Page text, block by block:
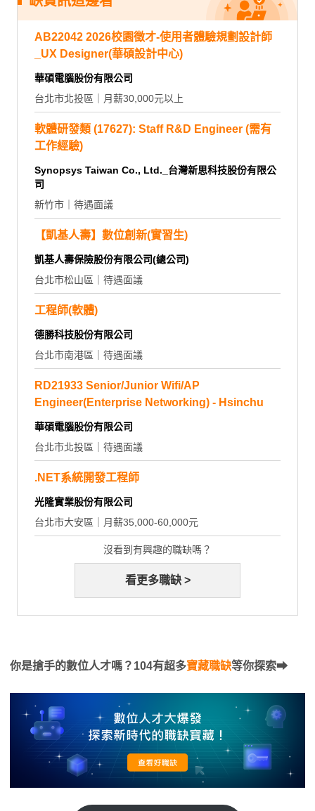
AB22042 2026校園徵才-使用者體驗規劃設計師
_UX Designer(華碩設計中心)
華碩電腦股份有限公司
台北市北投區｜月薪30,000元以上
軟體研發類 (17627): Staff R&D Engineer (需有
工作經驗)
Synopsys Taiwan Co., Ltd._台灣新思科技股份有限公
司
新竹市｜待遇面議
【凱基人壽】數位創新(實習生)
凱基人壽保險股份有限公司(總公司)
台北市松山區｜待遇面議
工程師(軟體)
德勝科技股份有限公司
台北市南港區｜待遇面議
RD21933 Senior/Junior Wifi/AP
Engineer(Enterprise Networking) - Hsinchu
華碩電腦股份有限公司
台北市北投區｜待遇面議
.NET系統開發工程師
光隆實業股份有限公司
台北市大安區｜月薪35,000-60,000元
沒看到有興趣的職缺嗎？
看更多職缺 >
你是搶手的數位人才嗎？104有超多寶藏職缺等你探索⮕